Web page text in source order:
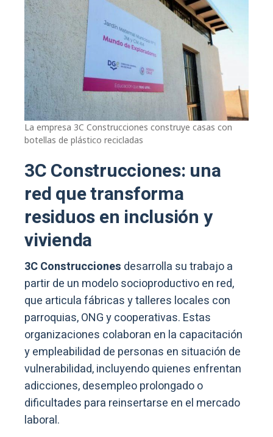
La empresa 3C Construcciones construye casas con
botellas de plástico recicladas
3C Construcciones: una
red que transforma
residuos en inclusión y
vivienda
3C Construcciones desarrolla su trabajo a
partir de un modelo socioproductivo en red,
que articula fábricas y talleres locales con
parroquias, ONG y cooperativas. Estas
organizaciones colaboran en la capacitación
y empleabilidad de personas en situación de
vulnerabilidad, incluyendo quienes enfrentan
adicciones, desempleo prolongado o
dificultades para reinsertarse en el mercado
laboral.